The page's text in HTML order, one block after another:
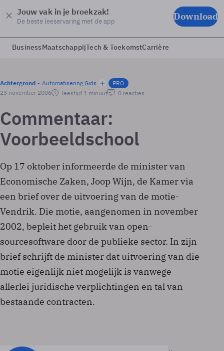
Jouw vak in je broekzak!
De beste leeservaring met de app Download
BusinessMaatschappijTech & ToekomstCarrière
Achtergrond Automatisering Gids
PRO
23 november 2006
leestijd 1 minuut 0 reacties
Commentaar:
Voorbeeldschool
Op 17 oktober informeerde de minister van
Economische Zaken, Joop Wijn, de Kamer via
een brief over de uitvoering van de motie-
Vendrik. Die motie, aangenomen in november
2002, bepleit het gebruik van open-
sourcesoftware door de publieke sector. In zijn
brief schrijft de minister dat uitvoering van die
motie eigenlijk niet mogelijk is vanwege
allerlei juridische verplichtingen en tal van
bestaande contracten.